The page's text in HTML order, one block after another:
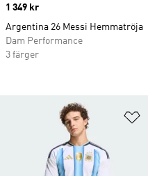
Price
1 349 kr
Argentina 26 Messi Hemmatröja
Dam Performance
3 färger